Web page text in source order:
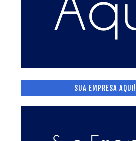
SUA EMPRESA AQUI!